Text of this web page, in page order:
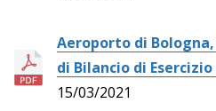
Aeroporto di
di Bilancio di
15/03/2021